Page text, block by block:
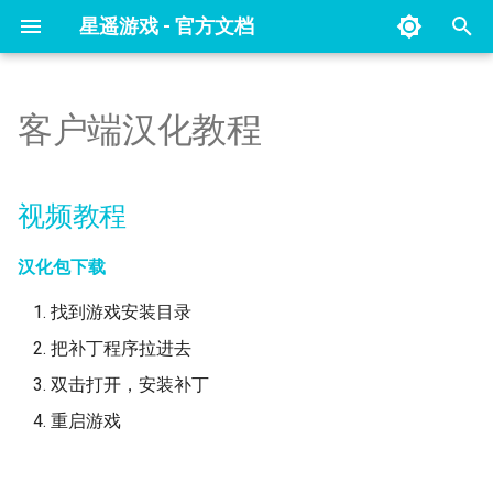
星遥游戏 - 官方文档
入
以
始
搜
视频教程
七日杀关闭EAC反作弊教程
未转变者开服教程
未转变者物品id列表
整合包列表
选购指南
幻兽帕鲁开服教程
原版服务端下载
我的世界存档更换教程
我的世界常用命令
我的世界整合包安装编号及说
明
我的世界整合包自行添加教程
客户端汉化教程
视频教程
汉化包下载
找到游戏安装目录
把补丁程序拉进去
双击打开，安装补丁
重启游戏